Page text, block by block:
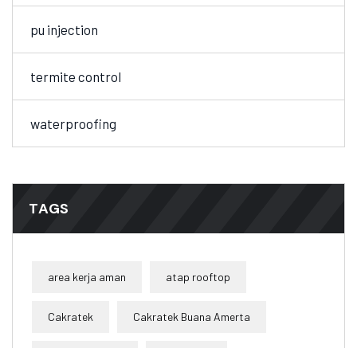
pu injection
termite control
waterproofing
TAGS
area kerja aman atap rooftop
Cakratek Cakratek Buana Amerta